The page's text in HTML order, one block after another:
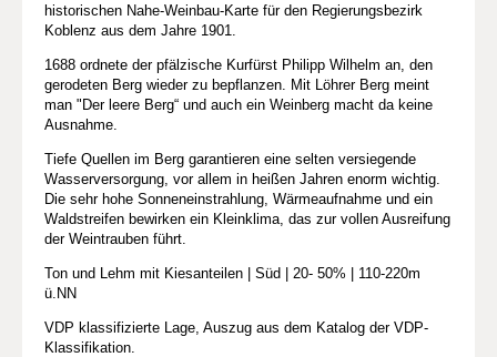
historischen Nahe-Weinbau-Karte für den Regierungsbezirk
Koblenz aus dem Jahre 1901.
1688 ordnete der pfälzische Kurfürst Philipp Wilhelm an, den
gerodeten Berg wieder zu bepflanzen. Mit Löhrer Berg meint
man "Der leere Berg“ und auch ein Weinberg macht da keine
Ausnahme.
Tiefe Quellen im Berg garantieren eine selten versiegende
Wasserversorgung, vor allem in heißen Jahren enorm wichtig.
Die sehr hohe Sonneneinstrahlung, Wärmeaufnahme und ein
Waldstreifen bewirken ein Kleinklima, das zur vollen Ausreifung
der Weintrauben führt.
Ton und Lehm mit Kiesanteilen | Süd | 20- 50% | 110-220m
ü.NN
VDP klassifizierte Lage, Auszug aus dem Katalog der VDP-
Klassifikation.